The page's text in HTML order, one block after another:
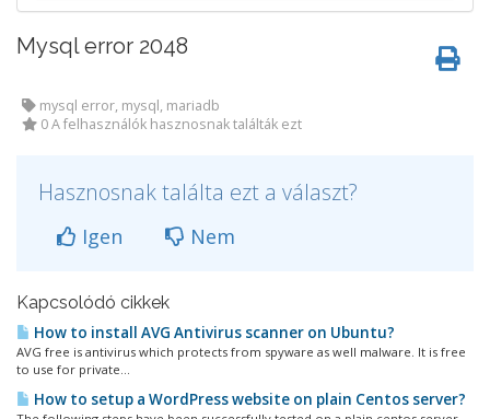
Mysql error 2048
mysql error, mysql, mariadb
0 A felhasználók hasznosnak találták ezt
Hasznosnak találta ezt a választ?
Igen Nem
Kapcsolódó cikkek
How to install AVG Antivirus scanner on Ubuntu?
AVG free is antivirus which protects from spyware as well malware. It is free
to use for private...
How to setup a WordPress website on plain Centos server?